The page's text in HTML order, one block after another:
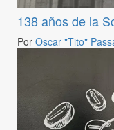
138 años de la
Por Oscar "Tito"